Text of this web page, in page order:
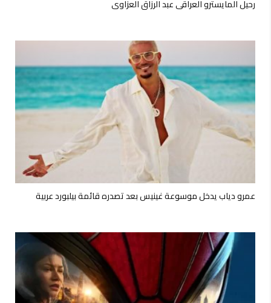
رحيل المايسترو العراقي عبد الرزاق العزاوي
عمرو دياب يدخل موسوعة غينيس بعد تصدره قائمة بيلبورد عربية